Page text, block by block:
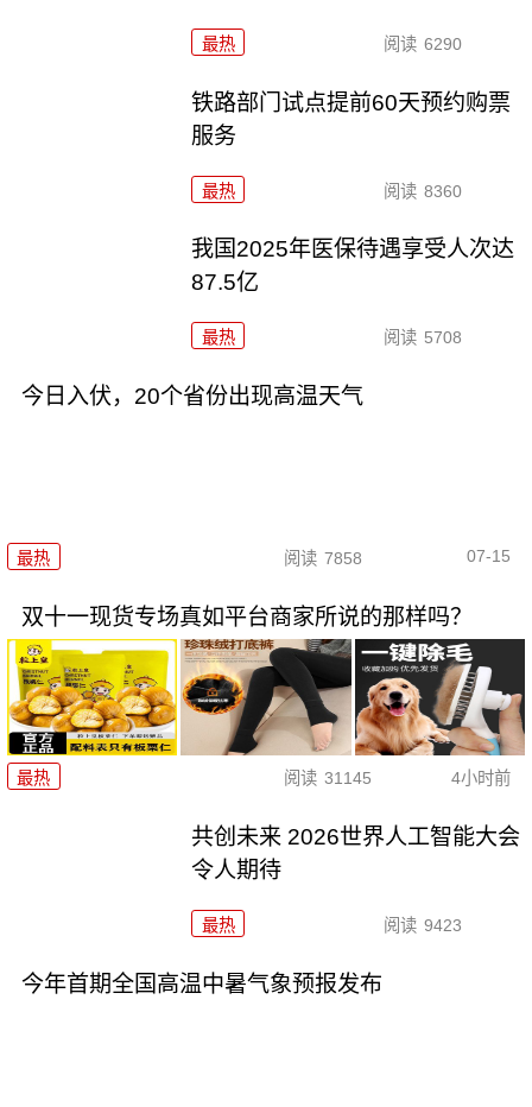
最热 阅读 6290
铁路部门试点提前60天预约购票
服务
最热 阅读 8360
我国2025年医保待遇享受人次达
87.5亿
最热 阅读 5708
今日入伏，20个省份出现高温天气
最热 阅读 7858 07-15
双十一现货专场真如平台商家所说的那样吗？
最热 阅读 31145 4小时前
共创未来 2026世界人工智能大会
令人期待
最热 阅读 9423
今年首期全国高温中暑气象预报发布